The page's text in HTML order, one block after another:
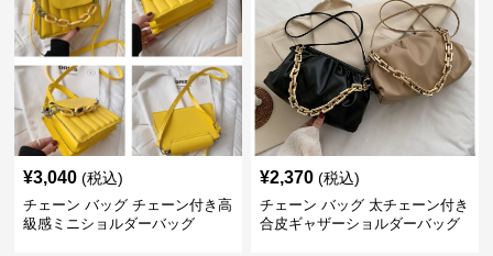
¥3,040 (税込)
チェーン バッグ チェーン付き高
級感ミニショルダーバッグ
¥2,370 (税込)
チェーン バッグ 太チェーン付き
合皮ギャザーショルダーバッグ